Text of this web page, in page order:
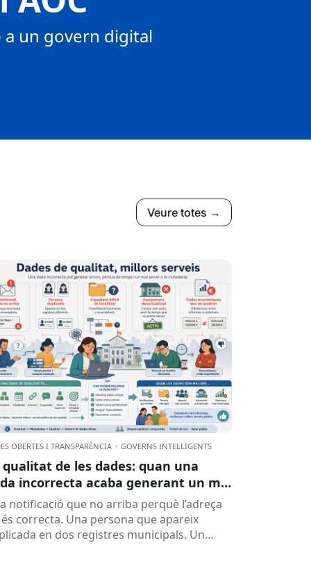
a un govern digital
Veure totes →
OBERTES I TRANSPARÈNCIA · GOVERNS INTEL·LIGENTS
qualitat de les dades: quan una
incorrecta acaba generant un mal
notificació que no arriba perquè l’adreça
correcta. Una persona que apareix
en dos registres municipals. Un